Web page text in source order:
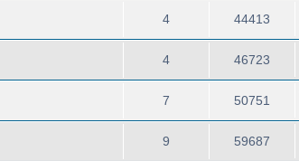
4 44413
4 46723
7 50751
9 59687